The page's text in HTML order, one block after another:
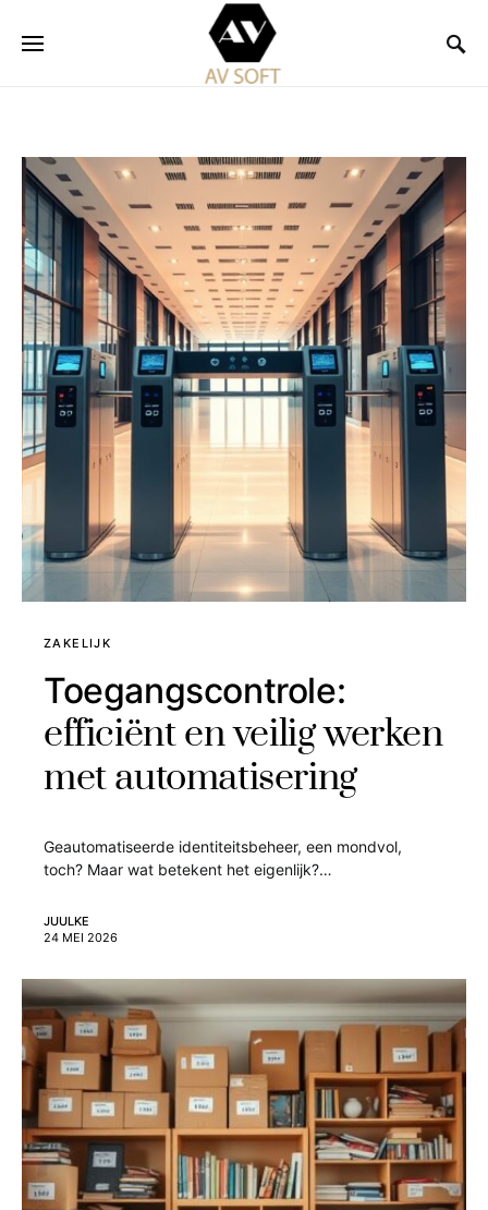
ZAKELIJK
Toegangscontrole:
efficiënt en veilig werken
met automatisering
Geautomatiseerde identiteitsbeheer, een mondvol,
toch? Maar wat betekent het eigenlijk?…
JUULKE
24 MEI 2026